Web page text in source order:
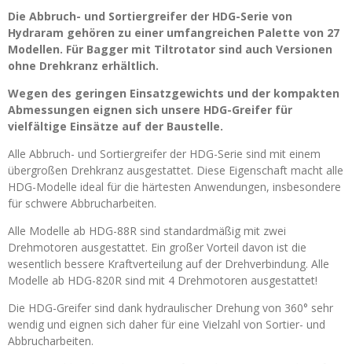
Die Abbruch- und Sortiergreifer der HDG-Serie von
Hydraram gehören zu einer umfangreichen Palette von 27
Modellen. Für Bagger mit Tiltrotator sind auch Versionen
ohne Drehkranz erhältlich.
Wegen des geringen Einsatzgewichts und der kompakten
Abmessungen eignen sich unsere HDG-Greifer für
vielfältige Einsätze auf der Baustelle.
Alle Abbruch- und Sortiergreifer der HDG-Serie sind mit einem
übergroßen Drehkranz ausgestattet. Diese Eigenschaft macht alle
HDG-Modelle ideal für die härtesten Anwendungen, insbesondere
für schwere Abbrucharbeiten.
Alle Modelle ab HDG-88R sind standardmäßig mit zwei
Drehmotoren ausgestattet. Ein großer Vorteil davon ist die
wesentlich bessere Kraftverteilung auf der Drehverbindung. Alle
Modelle ab HDG-820R sind mit 4 Drehmotoren ausgestattet!
Die HDG-Greifer sind dank hydraulischer Drehung von 360° sehr
wendig und eignen sich daher für eine Vielzahl von Sortier- und
Abbrucharbeiten.